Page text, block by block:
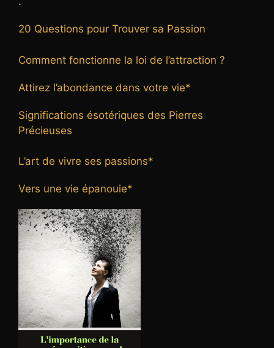
20 Questions pour Trouver sa Passion
Comment fonctionne la loi de l’attraction ?
Attirez l’abondance dans votre vie*
Significations ésotériques des Pierres
Précieuses
L’art de vivre ses passions*
Vers une vie épanouie*